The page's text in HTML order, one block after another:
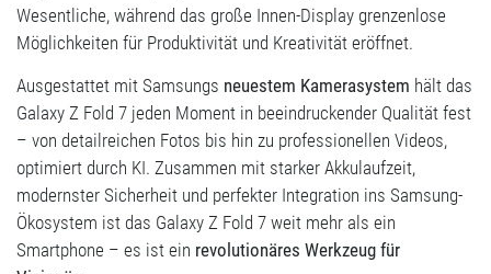
Wesentliche, während das große Innen-Display grenzenlose
Möglichkeiten für Produktivität und Kreativität eröffnet.
Ausgestattet mit Samsungs neuestem Kamerasystem hält das
Galaxy Z Fold 7 jeden Moment in beeindruckender Qualität fest
– von detailreichen Fotos bis hin zu professionellen Videos,
optimiert durch KI. Zusammen mit starker Akkulaufzeit,
modernster Sicherheit und perfekter Integration ins Samsung-
Ökosystem ist das Galaxy Z Fold 7 weit mehr als ein
Smartphone – es ist ein revolutionäres Werkzeug für